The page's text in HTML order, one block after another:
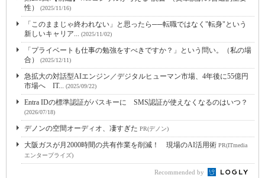
性）
(2025/11/16)
「このままじゃ終われない」と思ったら──転職ではなく"転身"という
新しいキャリア... (2025/11/02)
「プライベートも仕事の勉強をすべきですか？」という問い。（私の場
合）
(2025/12/11)
急拡大の対話型AIエンジン／デジタルヒューマン市場、4年後に55億円
市場へ IT... (2025/09/22)
Entra IDの標準認証がパスキーに SMS認証が使えなくなるのはいつ？
(2026/07/18)
デノンの空間オーディオ、凄すぎた PR(デノン)
大阪ガスが月2000時間の共有作業を削減！ 現場のAI活用術 PR(ITmedia
エンタープライズ)
Recommended by